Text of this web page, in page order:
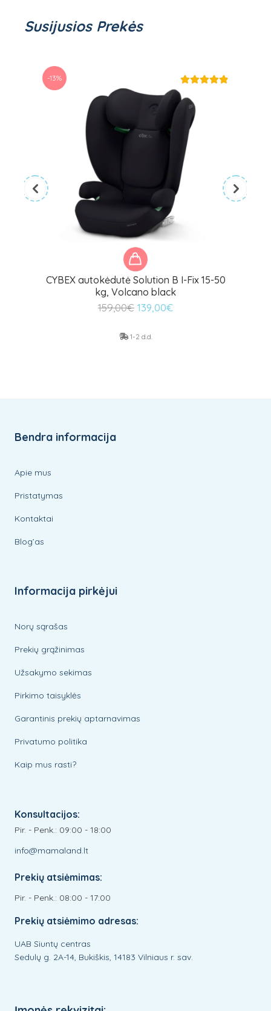
Susijusios Prekės
CYBEX autokėdutė Solution B I-Fix 15-50
kg, Volcano black
159,00€ Original
was:
139,00€Current
-13%
1-2 d.d.
Bendra informacija
Apie mus
Pristatymas
Kontaktai
Blog’as
Informacija pirkėjui
Norų sąrašas
Prekių grąžinimas
Užsakymo sekimas
Pirkimo taisyklės
Garantinis prekių aptarnavimas
Privatumo politika
Kaip mus rasti?
Konsultacijos:
Pir. - Penk.: 09:00 - 18:00
info@mamaland.lt
Prekių atsiėmimas:
Pir. - Penk.: 08:00 - 17:00
Prekių atsiėmimo adresas:
UAB Siuntų centras
Sedulų g. 2A-14, Bukiškis, 14183 Vilniaus r. sav.